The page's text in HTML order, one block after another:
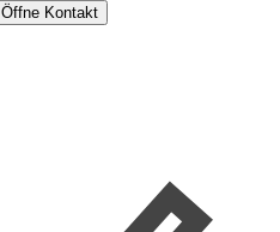
Öffne Kontakt